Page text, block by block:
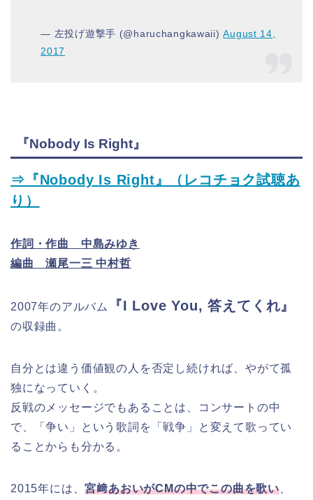
— 左投げ遊撃手 (@haruchangkawaii)August 14,
2017
『Nobody Is Right』
⇒『Nobody Is Right』（レコチョク試聴あ
り）
作詞・作曲 中島みゆき
編曲 瀬尾一三 中村哲
2007年のアルバム 『I Love You, 答えてくれ』
の収録曲。
自分とは違う価値観の人を否定し続ければ、やがて孤
独になっていく。
反戦のメッセージでもあることは、コンサートの中
で、「争い」という歌詞を「戦争」と変えて歌ってい
ることからも分かる。
2015年には、宮﨑あおいがCMの中でこの曲を歌い、